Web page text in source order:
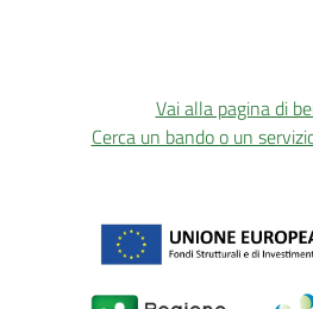
Vai alla pagina di
Cerca un bando o un